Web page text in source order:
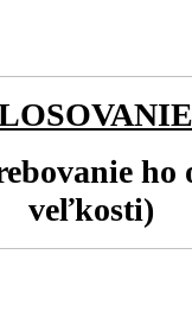
ho
veľkosti)